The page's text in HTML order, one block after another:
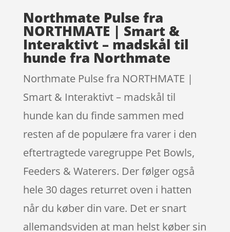
Northmate Pulse fra
NORTHMATE | Smart &
Interaktivt – madskål til
hunde fra Northmate
Northmate Pulse fra NORTHMATE |
Smart & Interaktivt – madskål til
hunde kan du finde sammen med
resten af de populære fra varer i den
eftertragtede varegruppe Pet Bowls,
Feeders & Waterers. Der følger også
hele 30 dages returret oven i hatten
når du køber din vare. Det er snart
allemandsviden at man helst køber sin